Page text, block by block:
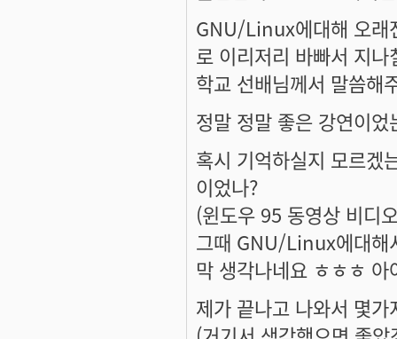
GNU/Linux에대해 오래
로 이리저리 바빠서 지나
학교 선배님께서 말씀해
정말 정말 좋은 강연이
혹시 기억하실지 모르겠
이었나?
(윈도우 95 동영상 비디
그때 GNU/Linux에대해
막 생각나네요 ㅎㅎㅎ
제가 끝나고 나와서 몇